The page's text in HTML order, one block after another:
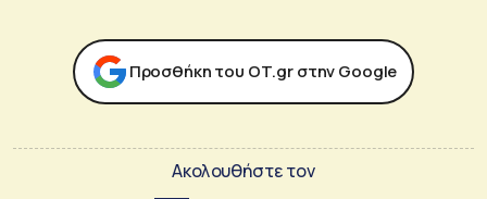
Προσθήκη του ΟΤ.gr στην Google
Ακολουθήστε τον